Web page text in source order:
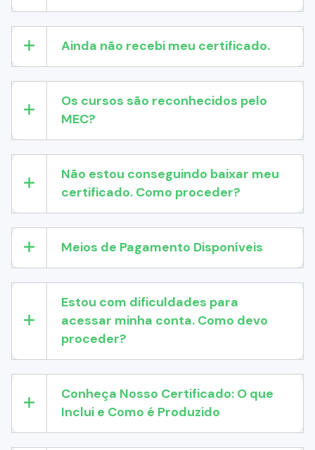
Ainda não recebi meu certificado.
Os cursos são reconhecidos pelo
MEC?
Não estou conseguindo baixar meu
certificado. Como proceder?
Meios de Pagamento Disponíveis
Estou com dificuldades para
acessar minha conta. Como devo
proceder?
Conheça Nosso Certificado: O que
Inclui e Como é Produzido